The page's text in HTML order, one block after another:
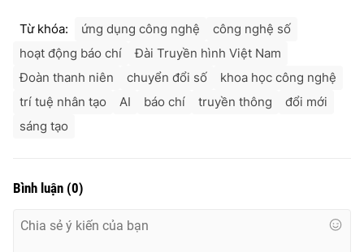
Từ khóa: ứng dụng công nghệ
công nghệ số
hoạt động báo chí
Đài Truyền hình Việt Nam
Đoàn thanh niên
chuyển đổi số
khoa học công nghệ
trí tuệ nhân tạo
AI báo chí truyền thông
đổi mới
sáng tạo
Bình luận (0)